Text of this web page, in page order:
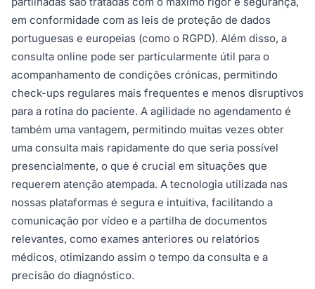
em conformidade com as leis de proteção de dados
portuguesas e europeias (como o RGPD). Além disso, a
consulta online pode ser particularmente útil para o
acompanhamento de condições crónicas, permitindo
check-ups regulares mais frequentes e menos disruptivos
para a rotina do paciente. A agilidade no agendamento é
também uma vantagem, permitindo muitas vezes obter
uma consulta mais rapidamente do que seria possível
presencialmente, o que é crucial em situações que
requerem atenção atempada. A tecnologia utilizada nas
nossas plataformas é segura e intuitiva, facilitando a
comunicação por vídeo e a partilha de documentos
relevantes, como exames anteriores ou relatórios
médicos, otimizando assim o tempo da consulta e a
precisão do diagnóstico.